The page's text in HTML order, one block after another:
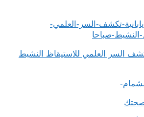
السر العلمي للاستيقاظ النشيط